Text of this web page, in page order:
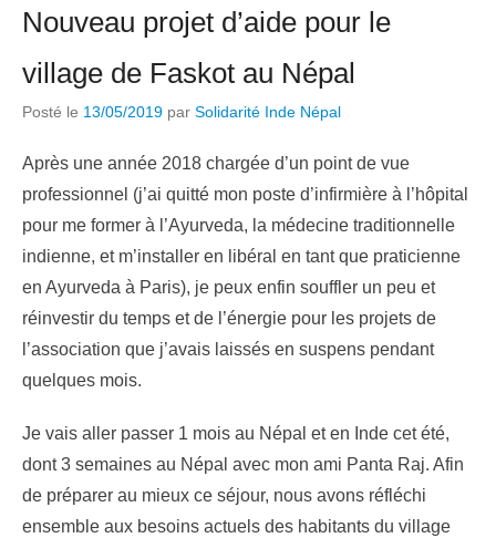
Nouveau projet d’aide pour le
village de Faskot au Népal
Posté le 13/05/2019 par Solidarité Inde Népal
Après une année 2018 chargée d’un point de vue
professionnel (j’ai quitté mon poste d’infirmière à l’hôpital
pour me former à l’Ayurveda, la médecine traditionnelle
indienne, et m’installer en libéral en tant que praticienne
en Ayurveda à Paris), je peux enfin souffler un peu et
réinvestir du temps et de l’énergie pour les projets de
l’association que j’avais laissés en suspens pendant
quelques mois.
Je vais aller passer 1 mois au Népal et en Inde cet été,
dont 3 semaines au Népal avec mon ami Panta Raj. Afin
de préparer au mieux ce séjour, nous avons réfléchi
ensemble aux besoins actuels des habitants du village